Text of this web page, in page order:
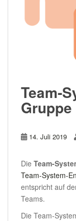
Team-
Gruppe
14. Juli 2019
Die Team-
Team-System-
entspricht auf
Teams.
Die Team-